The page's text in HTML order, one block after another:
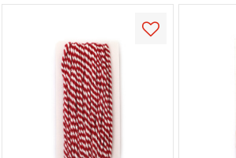
analitycznych
marketingowych.